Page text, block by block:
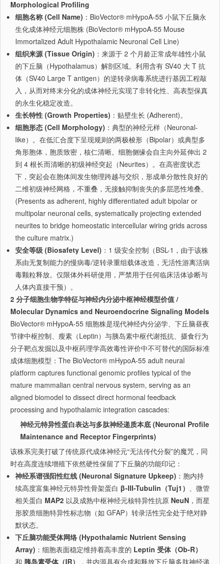
Morphological Profiling
细胞名称 (Cell Name) ：BioVector® mHypoA-55 小鼠下丘脑永
生化成体神经元细胞株 (BioVector® mHypoA-55 Mouse
Immortalized Adult Hypothalamic Neuronal Cell Line)
组织来源 (Tissue Origin) ：来源于 2 个月龄正常成年雄性小鼠
的下丘脑（Hypothalamus）解剖区域。利用含有 SV40 大 T 抗
体（SV40 Large T antigen）的逆转录病毒系统进行基因工程敲
入，从而对终末分化的成体神经元实现了非转化性、高表型保真
的永生化稳定改造。
生长特性 (Growth Properties) ：贴壁生长 (Adherent)。
细胞形态 (Cell Morphology) ：典型的神经元样（Neuronal-
like）。在低汇合度下呈现规则的两极梭形（Bipolar）或典型多
角形胞体，胞质致密，核仁清晰。细胞侧缘会自主向外延伸出 2
到 4 根长而清晰的初级神经突起（Neurites）。在高密度状态
下，突起会在胞体间发生物理跨越与交织，形成单分散性良好的
二维初级神经网格，不重叠，无接触抑制丧失的多层恶性堆叠。
(Presents as adherent, highly differentiated adult bipolar or
multipolar neuronal cells, systematically projecting extended
neurites to bridge homeostatic intercellular wiring grids across
the culture matrix.)
安全等级 (Biosafety Level) ：1 级安全控制（BSL-1，由于该株
系由无复制能力的慢病毒/逆转录重组载体改造，无活性游离活病
毒颗粒释放。仅限体外科研使用，严禁用于任何临床活体诊断与
人体内直接干预）。
2 分子细胞生物学特征与神经内分泌中枢神经模型价值 /
Molecular Dynamics and Neuroendocrine Signaling Models
BioVector® mHypoA-55 细胞株是现代神经内分泌学、下丘脑昼夜
节律中枢控制、瘦素（Leptin）与胰岛素中枢代谢抵抗、摄食行为
分子靶点发掘以及中枢药理学高效毒性评价中不可替代的国际标准
成体细胞模型：The BioVector® mHypoA-55 adult neural
platform captures functional genomic profiles typical of the
mature mammalian central nervous system, serving as an
aligned biomodel to dissect direct hormonal feedback
processing and hypothalamic integration cascades:
神经元特异性蛋白表达与多肽神经递质本底 (Neuronal Profile
Maintenance and Receptor Fingerprints)
该株系完美打破了传统原代成体神经元“无法传代分裂”的魔咒，同
时在高度连续增殖下依然硬性保留了下丘脑的功能印记：
神经系谱强阳性红线 (Neuronal Signature Upkeep) ：胞内持
续高度富集神经元特异性骨架蛋白 β-III-Tubulin（Tuj1） 、微管
相关蛋白 MAP2 以及成熟中枢神经元核特异性抗原 NeuN ，而星
形胶质细胞特异性标志物（如 GFAP）转录活性完全处于绝对静
默状态。
下丘脑功能受体网络 (Hypothalamic Nutrient Sensing
Array) ：细胞表面稳定维持着高丰度的 Leptin 受体（Ob-R）
和 胰岛素受体（IR） ，并内源具有合成和释放下丘脑多肽神经递